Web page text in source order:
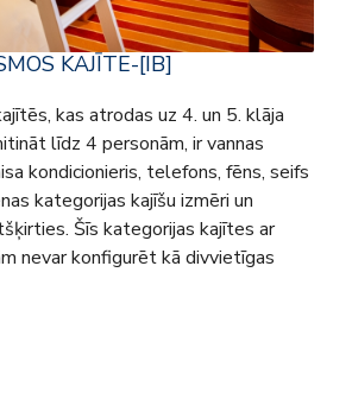
KAJĪTE-[IB]
kas atrodas uz 4. un 5. klāja
līdz 4 personām, ir vannas
kondicionieris, telefons, fēns, seifs
kategorijas kajīšu izmēri un
Šīs kategorijas kajītes ar
nevar konfigurēt kā divvietīgas